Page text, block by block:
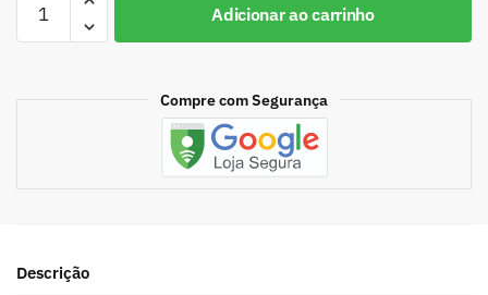
Adicionar ao carrinho
Compre com Segurança
Descrição